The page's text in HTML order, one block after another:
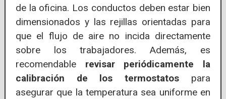
de la oficina. Los conductos deben estar bien
dimensionados y las rejillas orientadas para
que el flujo de aire no incida directamente
sobre los trabajadores. Además, es
recomendable revisar periódicamente la
calibración de los termostatos para
asegurar que la temperatura sea uniforme en